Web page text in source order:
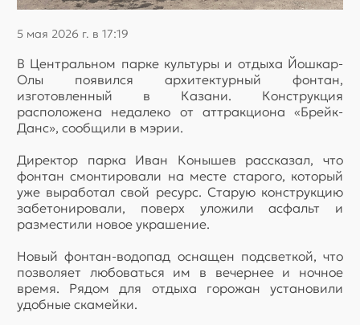
5 мая 2026 г. в 17:19
В Центральном парке культуры и отдыха Йошкар-
Олы появился архитектурный фонтан,
изготовленный в Казани. Конструкция
расположена недалеко от аттракциона «Брейк-
Данс», сообщили в мэрии.
Директор парка Иван Конышев рассказал, что
фонтан смонтировали на месте старого, который
уже выработал свой ресурс. Старую конструкцию
забетонировали, поверх уложили асфальт и
разместили новое украшение.
Новый фонтан-водопад оснащен подсветкой, что
позволяет любоваться им в вечернее и ночное
время. Рядом для отдыха горожан установили
удобные скамейки.